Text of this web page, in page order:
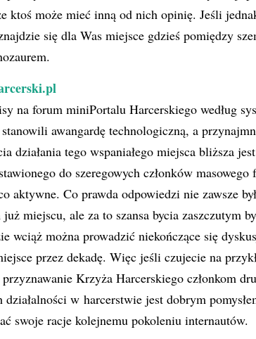
ktoś może mieć inną od nich opinię. Jeśli
się dla Was miejsce gdzieś pomiędzy
na forum miniPortalu Harcerskiego według
stanowili awangardę technologiczną, a
działania tego wspaniałego miejsca bliższa
do szeregowych członków
aktywne. Co prawda odpowiedzi nie zawsze
miejscu, ale za to szansa bycia zaszczutym
wciąż można prowadzić niekończące się
przez dekadę. Więc jeśli czujecie na
Krzyża Harcerskiego członkom
działalności w harcerstwie jest dobrym
swoje racje kolejnemu pokoleniu internautów.